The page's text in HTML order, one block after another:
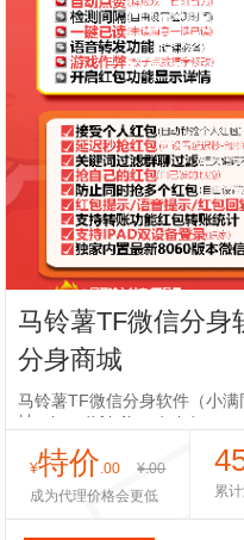
马铃薯TF微信分身
分身商城
马铃薯TF微信分身软件（小
址：http://tf.b4k.cn/mls/
¥特价.00 ¥.00
成为代理价格会更低
累